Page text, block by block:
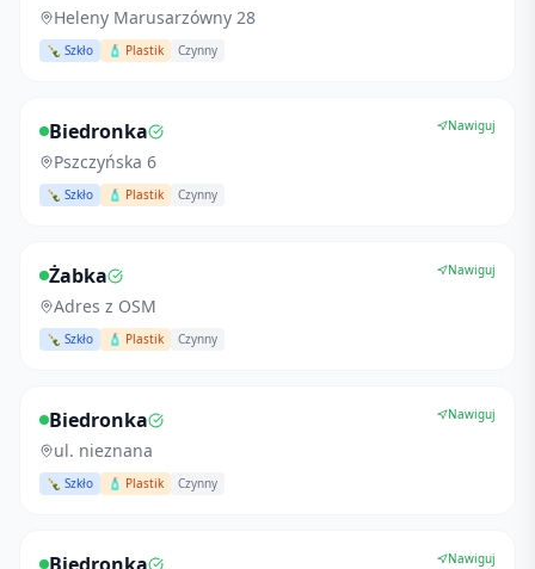
Heleny Marusarzówny 28
🍾 Szkło 🧴 Plastik Czynny
Biedronka
Pszczyńska 6
🍾 Szkło 🧴 Plastik Czynny
Nawiguj
Żabka
Adres z OSM
🍾 Szkło 🧴 Plastik Czynny
Nawiguj
Biedronka
ul. nieznana
🍾 Szkło 🧴 Plastik Czynny
Nawiguj
Nawiguj